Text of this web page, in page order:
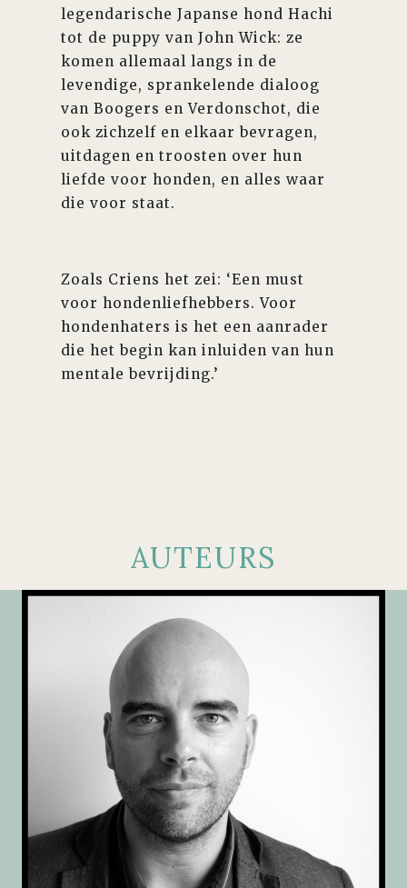
legendarische Japanse hond Hachi
tot de puppy van John Wick: ze
komen allemaal langs in de
levendige, sprankelende dialoog
van Boogers en Verdonschot, die
ook zichzelf en elkaar bevragen,
uitdagen en troosten over hun
liefde voor honden, en alles waar
die voor staat.
Zoals Criens het zei: ‘Een must
voor hondenliefhebbers. Voor
hondenhaters is het een aanrader
die het begin kan inluiden van hun
mentale bevrijding.’
AUTEURS